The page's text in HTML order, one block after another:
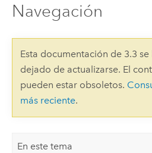
Navegación
Esta documentación de 3.3 se
dejado de actualizarse. El
pueden estar obsoletos.
más reciente.
En este tema